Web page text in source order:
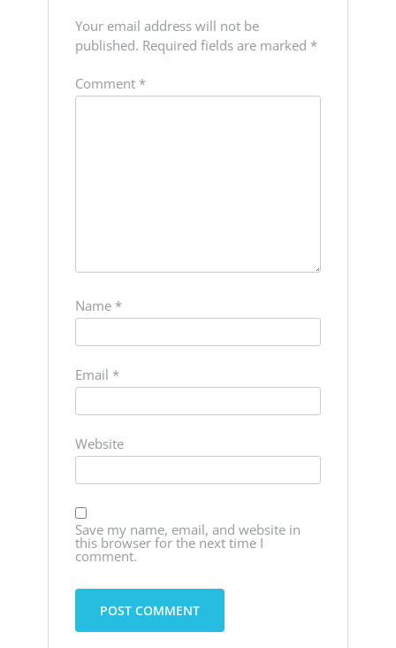
Your email address will not be
published. Required fields are marked *
Comment *
Name *
Email *
Website
Save my name, email, and website in
this browser for the next time I
comment.